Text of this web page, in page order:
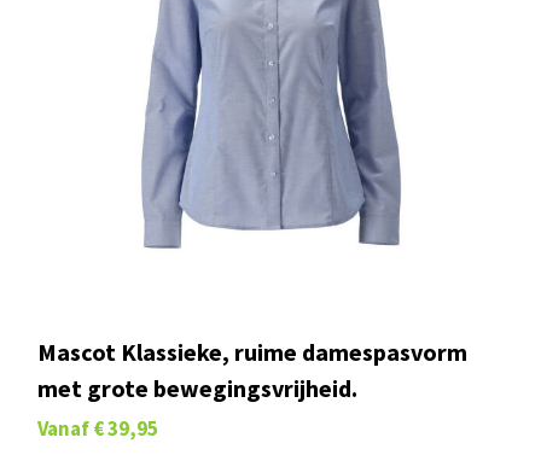
Mascot Klassieke, ruime damespasvorm
met grote bewegingsvrijheid.
Vanaf € 39,95